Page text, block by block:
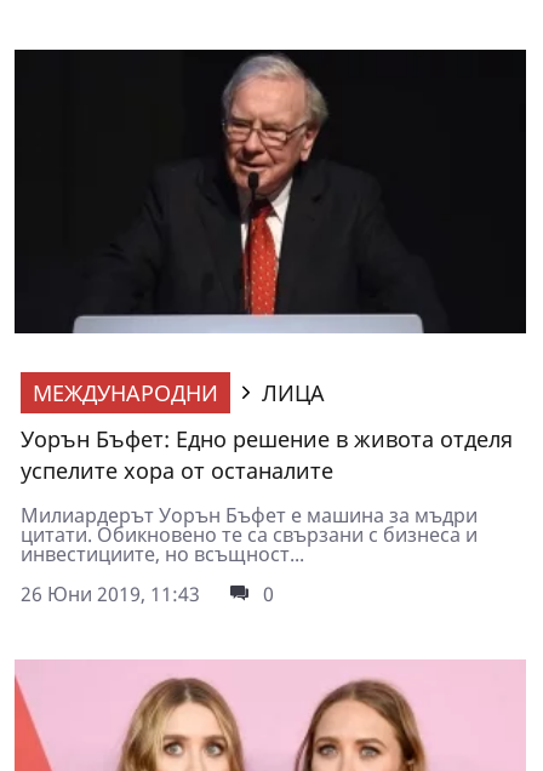
МЕЖДУНАРОДНИ
ЛИЦА
Уорън Бъфет: Едно решение в живота отделя
успелите хора от останалите
Милиардерът Уорън Бъфет е машина за мъдри
цитати. Обикновено те са свързани с бизнеса и
инвестициите, но всъщност...
26 Юни 2019, 11:43
0